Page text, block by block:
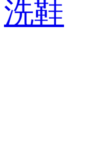
洗鞋